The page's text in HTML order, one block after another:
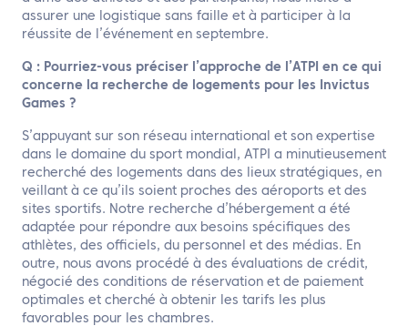
assurer une logistique sans faille et à participer à la
réussite de l’événement en septembre.
Q : Pourriez-vous préciser l’approche de l’ATPI en ce qui
concerne la recherche de logements pour les Invictus
Games ?
S’appuyant sur son réseau international et son expertise
dans le domaine du sport mondial, ATPI a minutieusement
recherché des logements dans des lieux stratégiques, en
veillant à ce qu’ils soient proches des aéroports et des
sites sportifs. Notre recherche d’hébergement a été
adaptée pour répondre aux besoins spécifiques des
athlètes, des officiels, du personnel et des médias. En
outre, nous avons procédé à des évaluations de crédit,
négocié des conditions de réservation et de paiement
optimales et cherché à obtenir les tarifs les plus
favorables pour les chambres.